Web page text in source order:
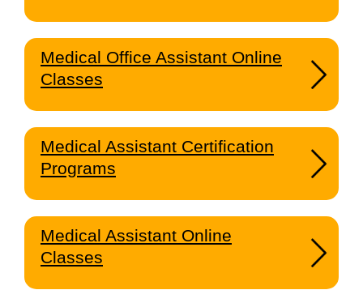
Medical Office Assistant Online
Classes
Medical Assistant Certification
Programs
Medical Assistant Online
Classes